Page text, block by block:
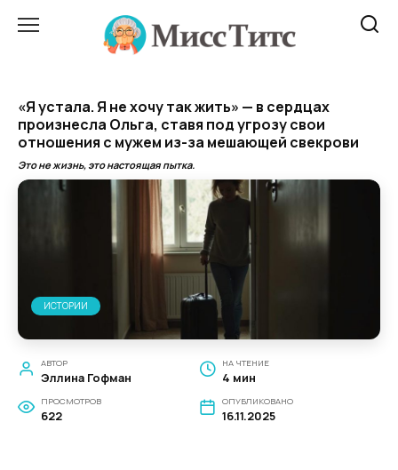
«Я устала. Я не хочу так жить» — в сердцах
произнесла Ольга, ставя под угрозу свои
отношения с мужем из-за мешающей свекрови
Это не жизнь, это настоящая пытка.
ИСТОРИИ
АВТОР
Эллина Гофман
НА ЧТЕНИЕ
4 мин
ПРОСМОТРОВ
622
ОПУБЛИКОВАНО
16.11.2025